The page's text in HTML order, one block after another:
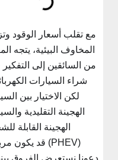
مع تقلب أسعار الوقود وتزايد
المخاوف البيئية، يتجه المزيد
من السائقين إلى التفكير في
شراء السيارات الكهربائية.
لكن الاختيار بين السيارة
الهجينة التقليدية والسيارة
الهجينة القابلة للشحن
(PHEV) قد يكون مربكًا.